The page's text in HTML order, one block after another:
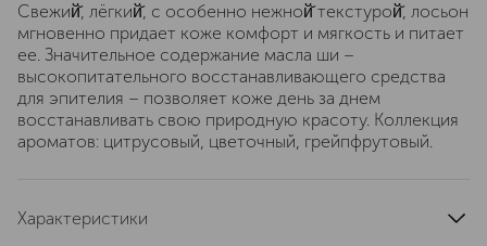
Свежий̆, лёгкий̆, с особенно нежной̆ текстурой̆, лосьон
мгновенно придает коже комфорт и мягкость и питает
ее. Значительное содержание масла ши –
высокопитательного восстанавливающего средства
для эпителия – позволяет коже день за днем
восстанавливать свою природную красоту. Коллекция
ароматов: цитрусовый, цветочный, грейпфрутовый.
Характеристики